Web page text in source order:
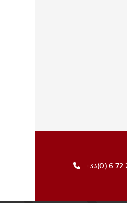
+33(0) 6 72